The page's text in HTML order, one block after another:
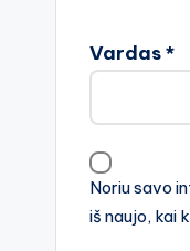
Vardas*
Noriu savo
iš naujo, kai